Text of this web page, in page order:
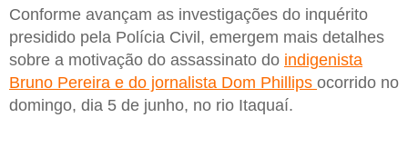
Conforme avançam as investigações do inquérito
presidido pela Polícia Civil, emergem mais detalhes
sobre a motivação do assassinato do indigenista
Bruno Pereira e do jornalista Dom Phillips ocorrido no
domingo, dia 5 de junho, no rio Itaquaí.